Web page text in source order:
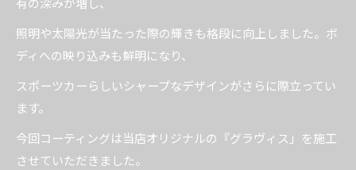
照明や太陽光が当たった際の輝きも格段に向上しました。ボ
ディへの映り込みも鮮明になり、
スポーツカーらしいシャープなデザインがさらに際立ってい
ます。
今回コーティングは当店オリジナルの『グラヴィス」を施工
させていただきました。